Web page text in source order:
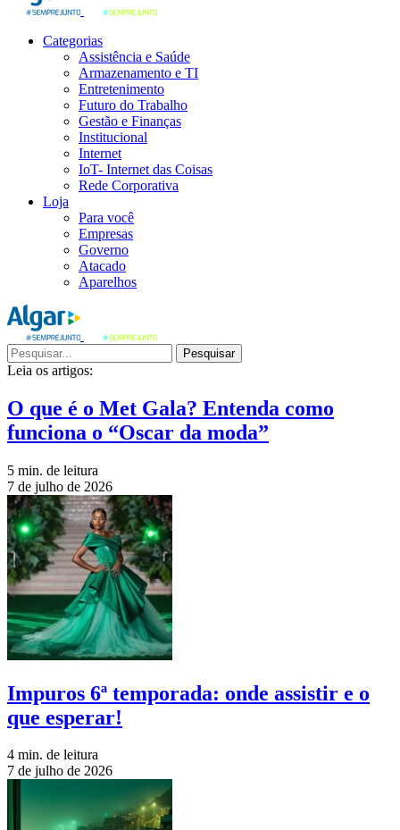
Categorias
Assistência e Saúde
Armazenamento e TI
Entretenimento
Futuro do Trabalho
Gestão e Finanças
Institucional
Internet
IoT- Internet das Coisas
Rede Corporativa
Loja
Para você
Empresas
Governo
Atacado
Aparelhos
Pesquisar
Leia os artigos:
O que é o Met Gala? Entenda como
funciona o “Oscar da moda”
5 min. de leitura
7 de julho de 2026
Impuros 6ª temporada: onde assistir e o
que esperar!
4 min. de leitura
7 de julho de 2026